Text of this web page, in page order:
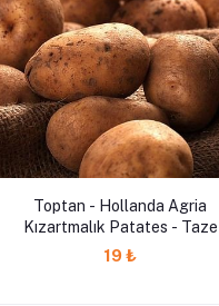
Toptan - Hollanda Agria
Kızartmalık Patates - Taze
19 ₺